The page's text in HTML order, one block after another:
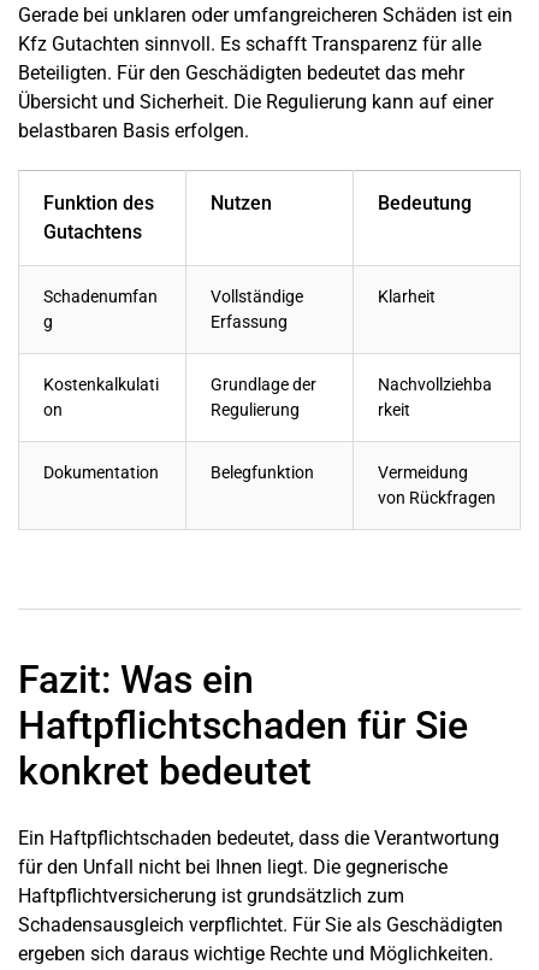
Gerade bei unklaren oder umfangreicheren Schäden ist ein
Kfz Gutachten sinnvoll. Es schafft Transparenz für alle
Beteiligten. Für den Geschädigten bedeutet das mehr
Übersicht und Sicherheit. Die Regulierung kann auf einer
belastbaren Basis erfolgen.
Funktion des
Gutachtens
Nutzen Bedeutung
Schadenumfan
g
Vollständige
Erfassung
Klarheit
Kostenkalkulati
on
Grundlage der
Regulierung
Nachvollziehba
rkeit
Dokumentation Belegfunktion
Vermeidung
von Rückfragen
Fazit: Was ein
Haftpflichtschaden für Sie
konkret bedeutet
Ein Haftpflichtschaden bedeutet, dass die Verantwortung
für den Unfall nicht bei Ihnen liegt. Die gegnerische
Haftpflichtversicherung ist grundsätzlich zum
Schadensausgleich verpflichtet. Für Sie als Geschädigten
ergeben sich daraus wichtige Rechte und Möglichkeiten.